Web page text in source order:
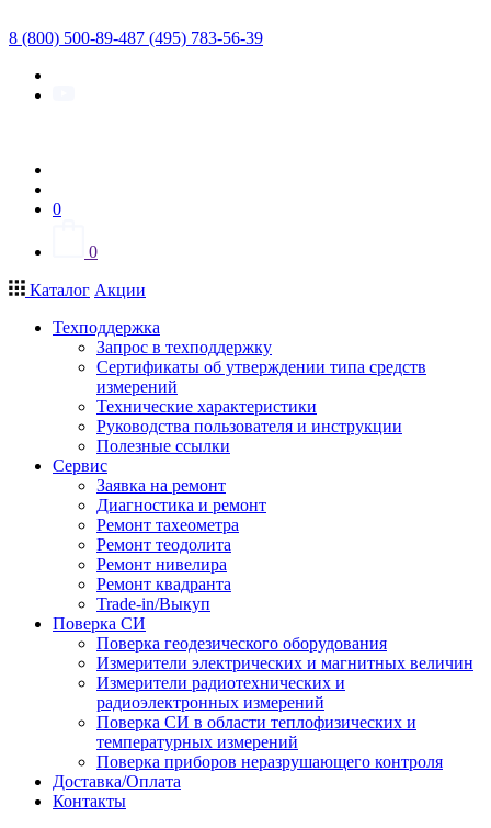
8 (800) 500-89-487 (495) 783-56-39
0
0
Каталог Акции
Техподдержка
Запрос в техподдержку
Сертификаты об утверждении типа средств
измерений
Технические характеристики
Руководства пользователя и инструкции
Полезные ссылки
Сервис
Заявка на ремонт
Диагностика и ремонт
Ремонт тахеометра
Ремонт теодолита
Ремонт нивелира
Ремонт квадранта
Trade-in/Выкуп
Поверка СИ
Поверка геодезического оборудования
Измерители электрических и магнитных величин
Измерители радиотехнических и
радиоэлектронных измерений
Поверка СИ в области теплофизических и
температурных измерений
Поверка приборов неразрушающего контроля
Доставка/Оплата
Контакты